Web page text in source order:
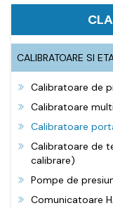
CALIBRATOARE SI
Calibratoare de
Calibratoare
Calibratoare
Calibratoare de
calibrare)
Pompe de
Comunicatoare